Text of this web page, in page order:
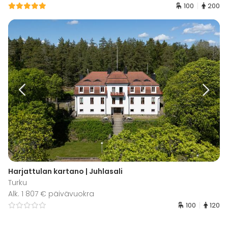
100 200
Harjattulan kartano | Juhlasali
Turku
Alk. 1 807 € päivävuokra
100 120